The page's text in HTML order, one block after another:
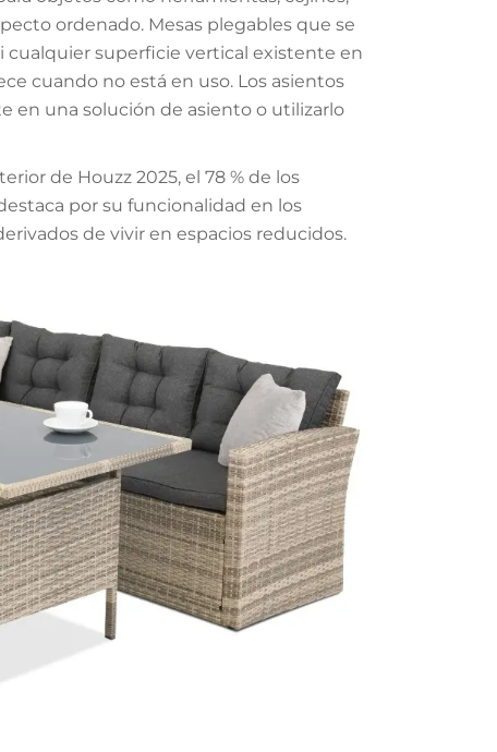
ordenado. Mesas plegables que se
cualquier superficie vertical existente en
cuando no está en uso. Los asientos
en una solución de asiento o utilizarlo
de Houzz 2025, el 78 % de los
por su funcionalidad en los
de vivir en espacios reducidos.